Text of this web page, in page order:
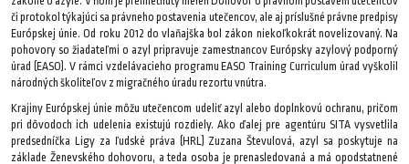
či protokol týkajúci sa právneho postavenia utečencov, ale aj príslušné právne predpisy
Európskej únie. Od roku 2012 do vlaňajška bol zákon niekoľkokrát novelizovaný. Na
pohovory so žiadateľmi o azyl pripravuje zamestnancov Európsky azylový podporný
úrad (EASO). V rámci vzdelávacieho programu EASO Training Curriculum úrad vyškolil
národných školiteľov z migračného úradu rezortu vnútra.
Krajiny Európskej únie môžu utečencom udeliť azyl alebo doplnkovú ochranu, pričom
pri dôvodoch ich udelenia existujú rozdiely. Ako ďalej pre agentúru SITA vysvetlila
predsedníčka Ligy za ľudské práva (HRL) Zuzana Števulová, azyl sa poskytuje na
základe Ženevského dohovoru, a teda osoba je prenasledovaná a má opodstatnené